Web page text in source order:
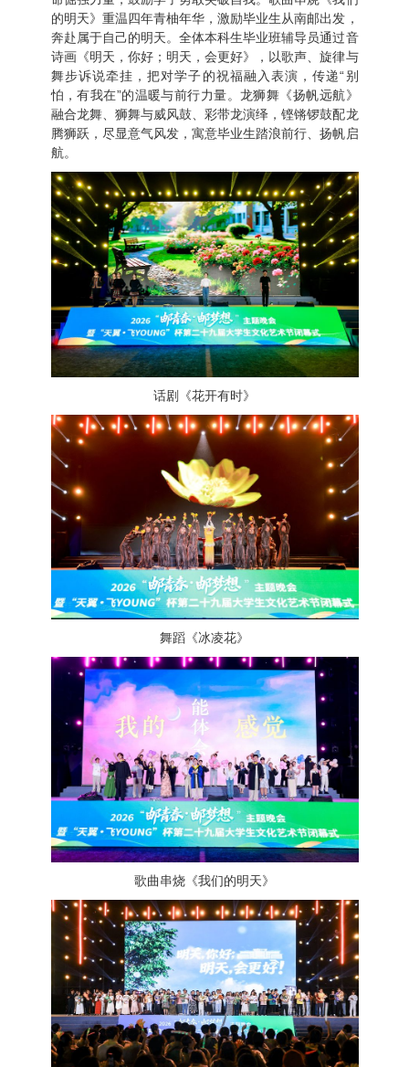
的明天》重温四年青柚年华，激励毕业生从南邮出发，
奔赴属于自己的明天。全体本科生毕业班辅导员通过音
诗画《明天，你好；明天，会更好》，以歌声、旋律与
舞步诉说牵挂，把对学子的祝福融入表演，传递“别
怕，有我在”的温暖与前行力量。龙狮舞《扬帆远航》
融合龙舞、狮舞与威风鼓、彩带龙演绎，铿锵锣鼓配龙
腾狮跃，尽显意气风发，寓意毕业生踏浪前行、扬帆启
航。
话剧《花开有时》
舞蹈《冰凌花》
歌曲串烧《我们的明天》